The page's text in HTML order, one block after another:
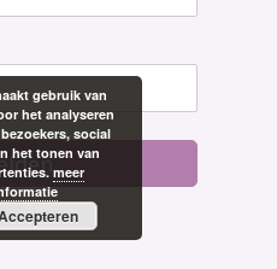
gebruik van
het analyseren
social
het tonen van
meer